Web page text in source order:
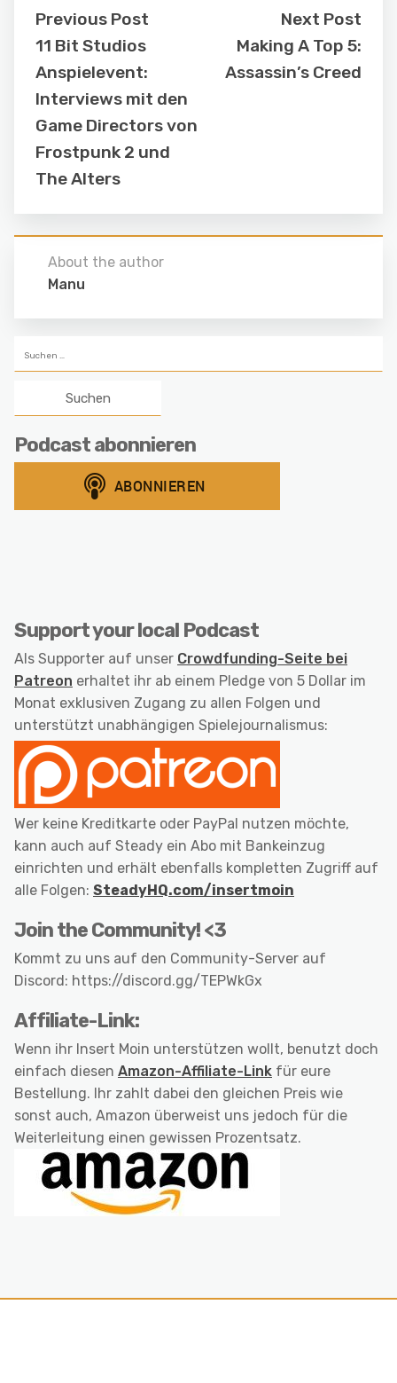
Previous Post
11 Bit Studios
Anspielevent:
Interviews mit den
Game Directors von
Frostpunk 2 und
The Alters
Next Post
Making A Top 5:
Assassin’s Creed
About the author
Manu
nach:
Podcast abonnieren
Support your local Podcast
Als Supporter auf unser Crowdfunding-Seite bei
Patreon erhaltet ihr ab einem Pledge von 5 Dollar im
Monat exklusiven Zugang zu allen Folgen und
unterstützt unabhängigen Spielejournalismus:
Wer keine Kreditkarte oder PayPal nutzen möchte,
kann auch auf Steady ein Abo mit Bankeinzug
einrichten und erhält ebenfalls kompletten Zugriff auf
alle Folgen: SteadyHQ.com/insertmoin
Join the Community! <3
Kommt zu uns auf den Community-Server auf
Discord: https://discord.gg/TEPWkGx
Affiliate-Link:
Wenn ihr Insert Moin unterstützen wollt, benutzt doch
einfach diesen Amazon-Affiliate-Link für eure
Bestellung. Ihr zahlt dabei den gleichen Preis wie
sonst auch, Amazon überweist uns jedoch für die
Weiterleitung einen gewissen Prozentsatz.